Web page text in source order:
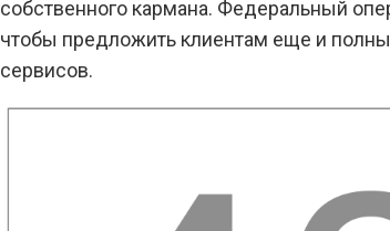
собственного кармана. Федеральный
чтобы предложить клиентам еще и
сервисов.